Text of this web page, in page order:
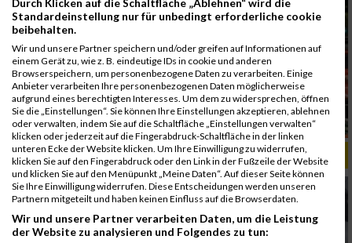
ALBUM B2RUN KÖLN / 05.09.2019
Standardeinstellung nur für unbedingt erforderliche cookie
beibehalten.
Wir und unsere Partner speichern und/oder greifen auf Informationen auf
einem Gerät zu, wie z. B. eindeutige IDs in cookie und anderen
Browserspeichern, um personenbezogene Daten zu verarbeiten. Einige
Anbieter verarbeiten Ihre personenbezogenen Daten möglicherweise
aufgrund eines berechtigten Interesses. Um dem zu widersprechen, öffnen
Sie die „Einstellungen“. Sie können Ihre Einstellungen akzeptieren, ablehnen
oder verwalten, indem Sie auf die Schaltfläche „Einstellungen verwalten“
klicken oder jederzeit auf die Fingerabdruck-Schaltfläche in der linken
unteren Ecke der Website klicken. Um Ihre Einwilligung zu widerrufen,
klicken Sie auf den Fingerabdruck oder den Link in der Fußzeile der Website
und klicken Sie auf den Menüpunkt „Meine Daten“. Auf dieser Seite können
Sie Ihre Einwilligung widerrufen. Diese Entscheidungen werden unseren
Partnern mitgeteilt und haben keinen Einfluss auf die Browserdaten.
Wir und unsere Partner verarbeiten Daten, um die Leistung
der Website zu analysieren und Folgendes zu tun: